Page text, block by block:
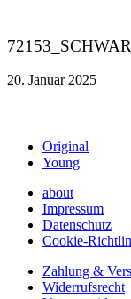
20. Januar 2025
Original
Young
about
Impressum
Datenschutz
Cookie-
Zahlung &
Widerrufsrecht